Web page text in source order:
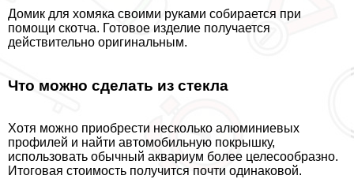
Домик для хомяка своими руками собирается при
помощи скотча. Готовое изделие получается
действительно оригинальным.
Что можно сделать из стекла
Хотя можно приобрести несколько алюминиевых
профилей и найти автомобильную покрышку,
использовать обычный аквариум более целесообразно.
Итоговая стоимость получится почти одинаковой.